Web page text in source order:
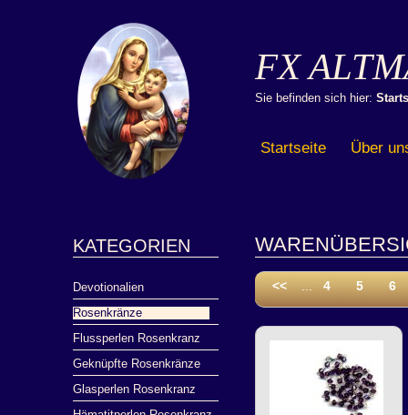
FX
Sie befinden sich hier:
Startseite Über
KATEGORIEN
Devotionalien
Rosenkränze
Flussperlen Rosenkranz
Geknüpfte Rosenkränze
Glasperlen Rosenkranz
<< 4 5 6